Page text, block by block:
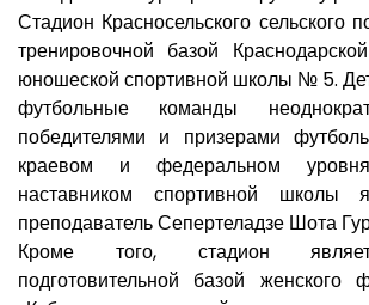
Стадион Красносельского сельского
тренировочной базой
юношеской спортивной школы № 5.
футбольные команды
победителями и призерами
краевом и федеральном
наставником спортивной школы
преподаватель Сепертеладзе Шота
Кроме того, стадион
подготовительной базой женского